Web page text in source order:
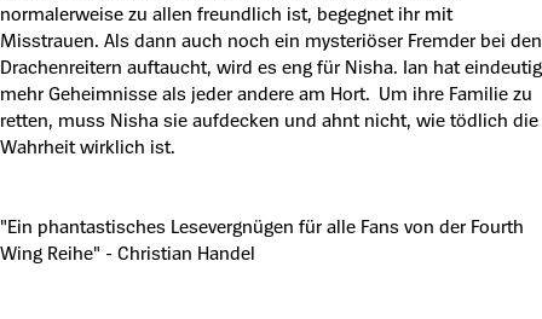
normalerweise zu allen freundlich ist, begegnet ihr mit
Misstrauen. Als dann auch noch ein mysteriöser Fremder bei den
Drachenreitern auftaucht, wird es eng für Nisha. Ian hat eindeutig
mehr Geheimnisse als jeder andere am Hort. Um ihre Familie zu
retten, muss Nisha sie aufdecken und ahnt nicht, wie tödlich die
Wahrheit wirklich ist.
"Ein phantastisches Lesevergnügen für alle Fans von der Fourth
Wing Reihe" - Christian Handel